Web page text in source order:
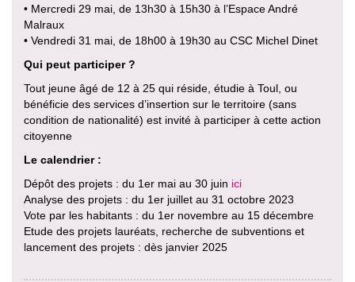
• Mercredi 29 mai, de 13h30 à 15h30 à l’Espace André
Malraux
• Vendredi 31 mai, de 18h00 à 19h30 au CSC Michel Dinet
Qui peut participer ?
Tout jeune âgé de 12 à 25 qui réside, étudie à Toul, ou
bénéficie des services d’insertion sur le territoire (sans
condition de nationalité) est invité à participer à cette action
citoyenne
Le calendrier :
Dépôt des projets : du 1er mai au 30 juin ici
Analyse des projets : du 1er juillet au 31 octobre 2023
Vote par les habitants : du 1er novembre au 15 décembre
Etude des projets lauréats, recherche de subventions et
lancement des projets : dès janvier 2025